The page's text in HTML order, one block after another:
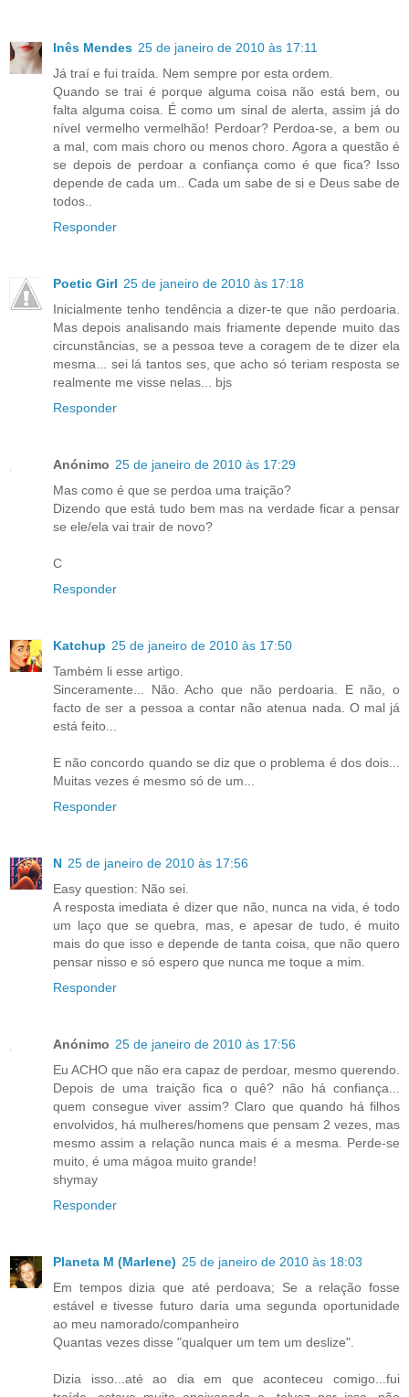
Inês Mendes 25 de janeiro de 2010 às 17:11
Já traí e fui traída. Nem sempre por esta ordem.
Quando se trai é porque alguma coisa não está bem, ou
falta alguma coisa. É como um sinal de alerta, assim já do
nível vermelho vermelhão! Perdoar? Perdoa-se, a bem ou
a mal, com mais choro ou menos choro. Agora a questão é
se depois de perdoar a confiança como é que fica? Isso
depende de cada um.. Cada um sabe de si e Deus sabe de
todos..
Responder
Poetic Girl 25 de janeiro de 2010 às 17:18
Inicialmente tenho tendência a dizer-te que não perdoaria.
Mas depois analisando mais friamente depende muito das
circunstâncias, se a pessoa teve a coragem de te dizer ela
mesma... sei lá tantos ses, que acho só teriam resposta se
realmente me visse nelas... bjs
Responder
Anónimo 25 de janeiro de 2010 às 17:29
Mas como é que se perdoa uma traição?
Dizendo que está tudo bem mas na verdade ficar a pensar
se ele/ela vai trair de novo?
C
Responder
Katchup 25 de janeiro de 2010 às 17:50
Também li esse artigo.
Sinceramente... Não. Acho que não perdoaria. E não, o
facto de ser a pessoa a contar não atenua nada. O mal já
está feito...
E não concordo quando se diz que o problema é dos dois...
Muitas vezes é mesmo só de um...
Responder
N 25 de janeiro de 2010 às 17:56
Easy question: Não sei.
A resposta imediata é dizer que não, nunca na vida, é todo
um laço que se quebra, mas, e apesar de tudo, é muito
mais do que isso e depende de tanta coisa, que não quero
pensar nisso e só espero que nunca me toque a mim.
Responder
Anónimo 25 de janeiro de 2010 às 17:56
Eu ACHO que não era capaz de perdoar, mesmo querendo.
Depois de uma traição fica o quê? não há confiança...
quem consegue viver assim? Claro que quando há filhos
envolvidos, há mulheres/homens que pensam 2 vezes, mas
mesmo assim a relação nunca mais é a mesma. Perde-se
muito, é uma mágoa muito grande!
shymay
Responder
Planeta M (Marlene) 25 de janeiro de 2010 às 18:03
Em tempos dizia que até perdoava; Se a relação fosse
estável e tivesse futuro daria uma segunda oportunidade
ao meu namorado/companheiro
Quantas vezes disse "qualquer um tem um deslize".
Dizia isso...até ao dia em que aconteceu comigo...fui